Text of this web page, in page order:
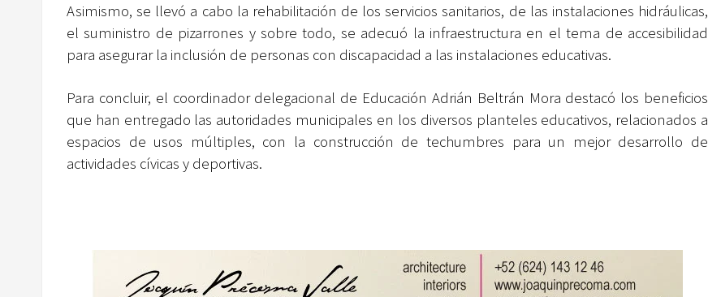
Asimismo, se llevó a cabo la rehabilitación de los servicios sanitarios, de las instalaciones hidráulicas,
el suministro de pizarrones y sobre todo, se adecuó la infraestructura en el tema de accesibilidad
para asegurar la inclusión de personas con discapacidad a las instalaciones educativas.
Para concluir, el coordinador delegacional de Educación Adrián Beltrán Mora destacó los beneficios
que han entregado las autoridades municipales en los diversos planteles educativos, relacionados a
espacios de usos múltiples, con la construcción de techumbres para un mejor desarrollo de
actividades cívicas y deportivas.